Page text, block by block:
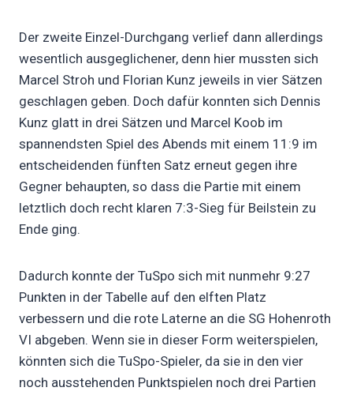
Der zweite Einzel-Durchgang verlief dann allerdings
wesentlich ausgeglichener, denn hier mussten sich
Marcel Stroh und Florian Kunz jeweils in vier Sätzen
geschlagen geben. Doch dafür konnten sich Dennis
Kunz glatt in drei Sätzen und Marcel Koob im
spannendsten Spiel des Abends mit einem 11:9 im
entscheidenden fünften Satz erneut gegen ihre
Gegner behaupten, so dass die Partie mit einem
letztlich doch recht klaren 7:3-Sieg für Beilstein zu
Ende ging.
Dadurch konnte der TuSpo sich mit nunmehr 9:27
Punkten in der Tabelle auf den elften Platz
verbessern und die rote Laterne an die SG Hohenroth
VI abgeben. Wenn sie in dieser Form weiterspielen,
könnten sich die TuSpo-Spieler, da sie in den vier
noch ausstehenden Punktspielen noch drei Partien